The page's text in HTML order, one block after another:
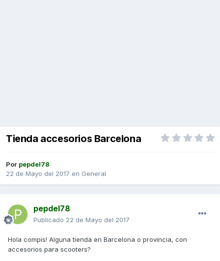
Tienda accesorios Barcelona
Por pepdel78
22 de Mayo del 2017 en General
pepdel78
Publicado 22 de Mayo del 2017
Hola compis! Alguna tienda en Barcelona o provincia, con
accesorios para scooters?